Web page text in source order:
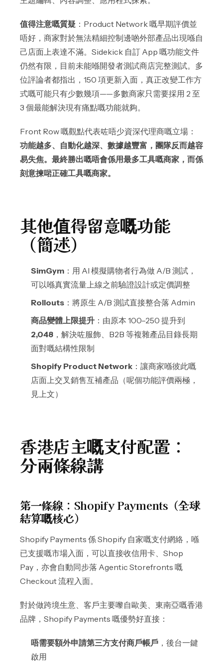
值得注意嘅質疑 ：Product Network 嘅早期評價並
唔好，商家對於無法精細控制邊啲外部產品出現喺自
己店面上表達不滿。Sidekick 自訂 App 嘅功能文件
仍然有限，目前未能喺開發者測試商店完整測試。多
位評論者都指出，150 項更新入面，真正改變工作方
式嘅可能只有少數幾項——多數商家只需要採用 2 至
3 個最能解決現有痛點嘅功能就夠。
Front Row 嘅觀點代表咗唔少資深代理商嘅立場：
功能越多、自動化越深、數據越豐富，團隊反而越容
易失焦。最終勝出嘅唔會係用最多工具嘅商家，而係
刻意揀啱正確工具嘅商家。
其他值得留意嘅功能
（簡述）
SimGym ：用 AI 模擬購物者行為做 A/B 測試，
可以喺真實流量上線之前驗證設計或定價調整
Rollouts ：將原生 A/B 測試直接整合落 Admin
商品變體上限提升 ：由原本 100–250 提升到
2,048 ，解決咗服飾、B2B 等複雜產品目錄長期
面對嘅結構性限制
Shopify Product Network ：讓商家喺彼此嘅
店面上交叉銷售互補產品（呢個功能評價兩極，
見上文）
香港店主嘅支付配置：
分兩條線講
第一條線：Shopify Payments（全球
結算嘅核心）
Shopify Payments 係 Shopify 自家嘅支付網絡，喺
已支援嘅市場入面，可以直接收信用卡、Shop
Pay，亦會自動同步落 Agentic Storefronts 嘅
Checkout 流程入面。
對於做跨境生意、客戶主要嚟自歐美、東南亞嘅香港
品牌，Shopify Payments 嘅優勢好直接：
唔需要額外申請第三方支付商戶帳戶 ，後台一鍵
啟用